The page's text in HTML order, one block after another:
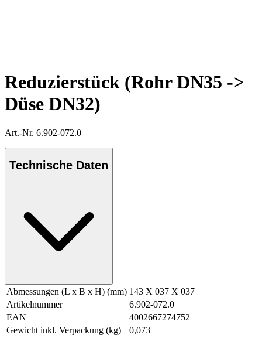
Reduzierstück (Rohr DN35 ->
Düse DN32)
Art.-Nr. 6.902-072.0
Technische Daten
Abmessungen (L x B x H) (mm) 143 X 037 X 037
Artikelnummer
6.902-072.0
EAN
4002667274752
Gewicht inkl. Verpackung (kg)
0,073